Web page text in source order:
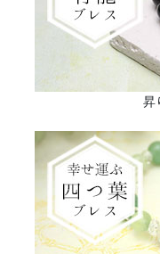
昇